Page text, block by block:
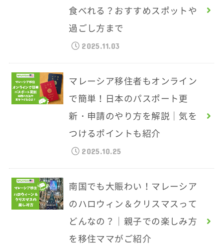
食べれる？おすすめスポットや
過ごし方まで
2025.11.03
マレーシア移住者もオンライン
で簡単！日本のパスポート更
新・申請のやり方を解説｜気を
つけるポイントも紹介
2025.10.25
南国でも大賑わい！マレーシア
のハロウィン＆クリスマスって
どんなの？｜親子での楽しみ方
を移住ママがご紹介